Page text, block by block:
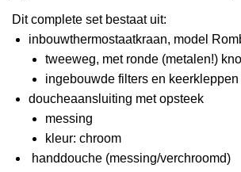
Dit complete set bestaat uit:
inbouwthermostaatkraan, model
tweeweg, met ronde (metalen!)
ingebouwde filters en keerkleppen
doucheaansluiting met opsteek
messing
kleur: chroom
handdouche (messing/verchroomd)